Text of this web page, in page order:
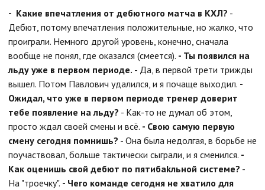
- Какие впечатления от дебютного матча в КХЛ? -
Дебют, потому впечатления положительные, но жалко, что
проиграли. Немного другой уровень, конечно, сначала
вообще не понял, где оказался (смеется). - Ты появился на
льду уже в первом периоде. - Да, в первой трети трижды
вышел. Потом Павлович удалился, и я почаще выходил. -
Ожидал, что уже в первом периоде тренер доверит
тебе появление на льду? - Как-то не думал об этом,
просто ждал своей смены и всё. - Свою самую первую
смену сегодня помнишь? - Она была недолгая, в борьбе не
поучаствовал, больше тактически сыграли, и я сменился. -
Как оценишь свой дебют по пятибаkльной системе? -
На "троечку". - Чего команде сегодня не хватило для